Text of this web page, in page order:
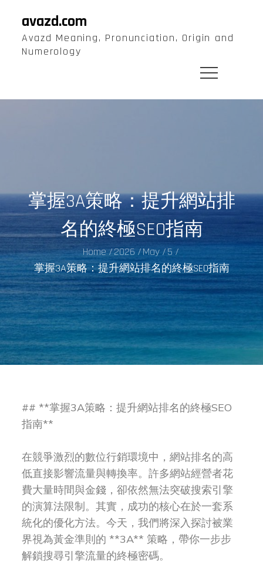
content
avazd.com
Avazd Meaning, Pronunciation, Origin and
Numerology
掌握3A策略：提升網站排
名的終極SEO指南
Home 2026 May
5
掌握3A策略：提升網站排名的終極SEO指南
## **掌握3A策略：提升網站排名的終極SEO
指南**
在競爭激烈的數位行銷環境中，網站排名的高
低直接影響流量與轉換率。許多網站經營者花
費大量時間與金錢，卻依然無法突破搜索引擎
的演算法限制。其實，成功的核心在於一套系
統化的優化方法。今天，我們將深入探討被業
界視為黃金準則的 **3A** 策略，帶你一步步
解鎖搜尋引擎流量的終極密碼。